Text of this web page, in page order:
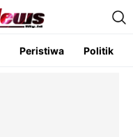
Peristiwa Politik